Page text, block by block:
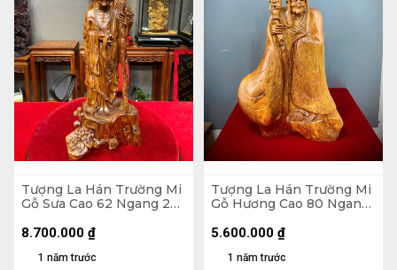
Tượng La Hán Trường Mi
Gỗ Sưa Cao 62 Ngang 23
1 năm trước
8.700.000 ₫
Tượng La Hán Trường Mi
Gỗ Hương Cao 80 Ngang
1 năm trước
5.600.000 ₫